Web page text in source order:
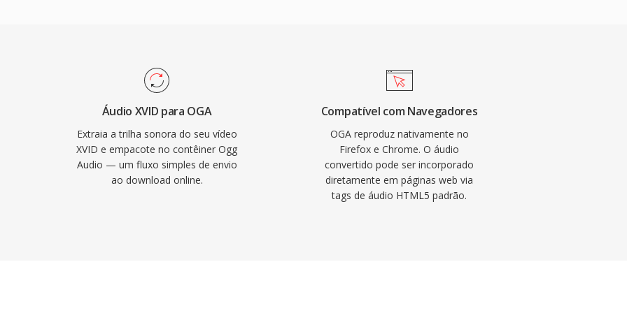
o OGA evita às
que afetam
de
álbum é informações
nativamente
VLC é na
o uma escolha
Áudio XVID para OGA
Extraia a trilha sonora do seu vídeo
XVID e empacote no contêiner Ogg
Audio — um fluxo simples de envio
ao download online.
Compatível com Navegadores
OGA reproduz nativamente no
Firefox e Chrome. O áudio
convertido pode ser incorporado
diretamente em páginas web via
tags de áudio HTML5 padrão.